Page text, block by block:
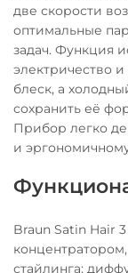
две скорости
оптимальные
задач. Функция
электричество
блеск, а
сохранить её
Прибор легко
и
Braun Satin Hair
стайлинга: